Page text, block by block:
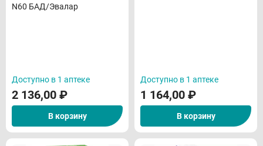
N60 БАД/Эвалар
Доступно в 1 аптеке
2 136,00 ₽
В корзину
Доступно в 1 аптеке
1 164,00 ₽
В корзину